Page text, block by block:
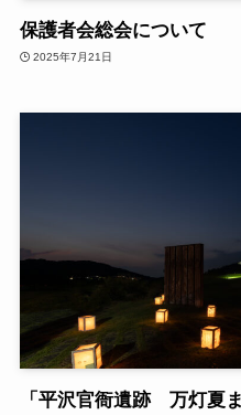
保護者会総会について
2025年7月21日
「平沢官衙遺跡 万灯夏